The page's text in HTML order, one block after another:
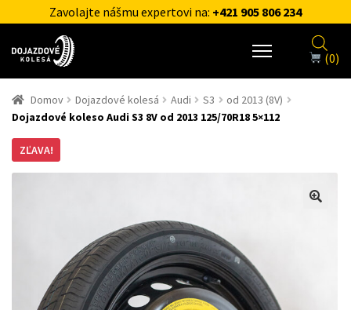
Zavolajte nášmu expertovi na: +421 905 806 234
(0)
Domov Dojazdové kolesá Audi S3
od 2013 (8V)
Dojazdové koleso Audi S3 8V od 2013 125/70R18 5×112
ZĽAVA!